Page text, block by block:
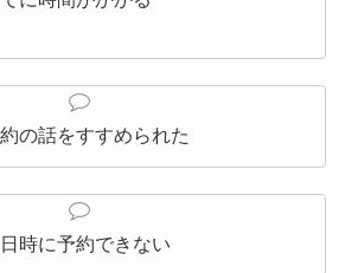
の話をすすめられた
時に予約できない